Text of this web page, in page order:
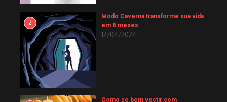
2
Modo Caverna transforme sua vida
em 6 meses
12/04/2024
Como se bem vestir com